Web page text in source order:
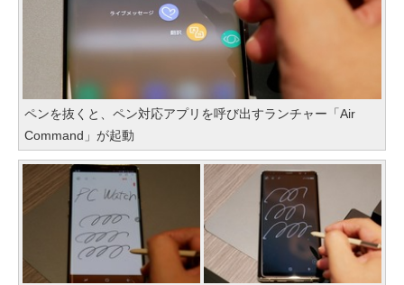
ペンを抜くと、ペン対応アプリを呼び出すランチャー「Air
Command」が起動